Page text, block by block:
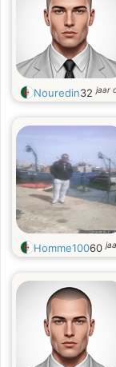
Nouredin32jaar
Homme10060